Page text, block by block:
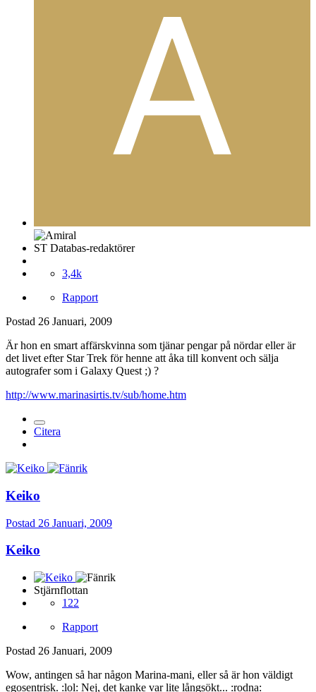
ST Databas-redaktörer
3,4k
Rapport
Postad 26 Januari, 2009
Är hon en smart affärskvinna som tjänar pengar på nördar eller är
det livet efter Star Trek för henne att åka till konvent och sälja
autografer som i Galaxy Quest ;) ?
http://www.marinasirtis.tv/sub/home.htm
Citera
Keiko
Postad 26 Januari, 2009
Keiko
Stjärnflottan
122
Rapport
Postad 26 Januari, 2009
Wow, antingen så har någon Marina-mani, eller så är hon väldigt
egosentrisk. :lol: Nej, det kanke var lite långsökt... :rodna: